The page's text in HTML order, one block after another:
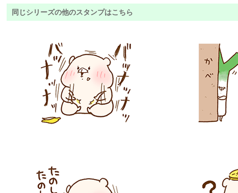
同じシリーズの他のスタンプはこちら